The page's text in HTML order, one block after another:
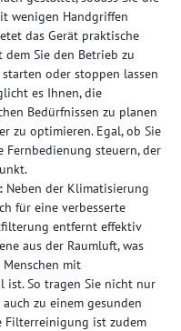
wenigen Handgriffen
das Gerät praktische
Sie den Betrieb zu
oder stoppen lassen
es Ihnen, die
Bedürfnissen zu planen
zu optimieren. Egal, ob Sie
Fernbedienung steuern, der
Neben der Klimatisierung
für eine verbesserte
entfernt effektiv
aus der Raumluft, was
mit
ist. So tragen Sie nicht nur
zu einem gesunden
Filterreinigung ist zudem